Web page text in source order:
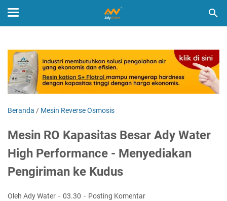
Beranda / Mesin Reverse Osmosis
Mesin RO Kapasitas Besar Ady Water
High Performance - Menyediakan
Pengiriman ke Kudus
Oleh Ady Water 03.30 Posting Komentar